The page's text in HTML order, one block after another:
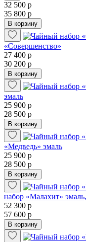
32 500 р
35 800 р
В корзину
«Совершенство»
27 400 р
30 200 р
В корзину
эмаль
25 900 р
28 500 р
В корзину
«Медведь» эмаль
25 900 р
28 500 р
В корзину
набор «Малахит»
52 300 р
57 600 р
В корзину